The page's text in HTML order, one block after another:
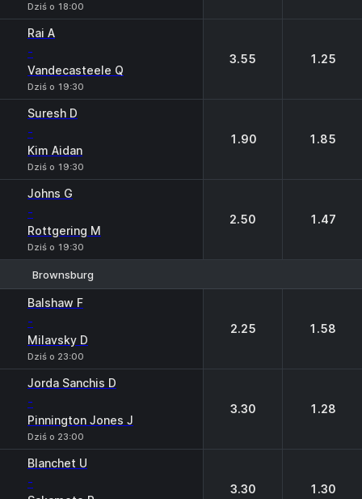
Dziś o 18:00
Rai A
-
Vandecasteele Q
Dziś o 19:30
3.55 1.25
Suresh D
-
Kim Aidan
Dziś o 19:30
1.90 1.85
Johns G
-
Rottgering M
Dziś o 19:30
2.50 1.47
Brownsburg
Balshaw F
-
Milavsky D
Dziś o 23:00
2.25 1.58
Jorda Sanchis D
-
Pinnington Jones J
Dziś o 23:00
3.30 1.28
Blanchet U
- 3.30 1.30